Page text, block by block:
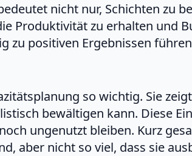
nicht nur, Schichten zu
Produktivität zu erhalten und
zu positiven Ergebnissen
so wichtig. Sie
bewältigen kann. Diese
ungenutzt bleiben. Kurz
aber nicht so viel, dass sie